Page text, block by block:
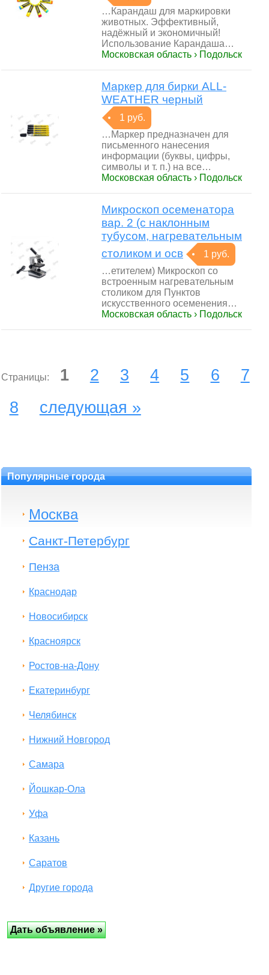
…Карандаш для маркировки
животных. Эффективный,
надёжный и экономичный!
Использование Карандаша…
Московская область › Подольск
Маркер для бирки ALL-
WEATHER черный
1 руб.
…Маркер предназначен для
письменного нанесения
информации (буквы, цифры,
символы и т. п.) на все…
Московская область › Подольск
Микроскоп осеменатора
вар. 2 (с наклонным
тубусом, нагревательным
столиком и осв
1 руб.
…етителем) Микроскоп со
встроенным нагревательным
столиком для Пунктов
искусственного осеменения…
Московская область › Подольск
Страницы: 1 2 3 4 5 6
7
8
следующая »
Популярные города
Москва
Санкт-Петербург
Пенза
Краснодар
Новосибирск
Красноярск
Ростов-на-Дону
Екатеринбург
Челябинск
Нижний Новгород
Самара
Йошкар-Ола
Уфа
Казань
Саратов
Другие города